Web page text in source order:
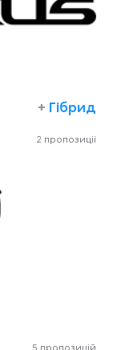
+ Гібрид
2 пропозиціi
5 пропозицій